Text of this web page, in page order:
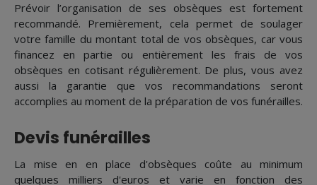
Prévoir l’organisation de ses obsèques est fortement
recommandé. Premièrement, cela permet de soulager
votre famille du montant total de vos obsèques, car vous
financez en partie ou entièrement les frais de vos
obsèques en cotisant régulièrement. De plus, vous avez
aussi la garantie que vos recommandations seront
accomplies au moment de la préparation de vos funérailles.
Devis funérailles
La mise en en place d'obsèques coûte au minimum
quelques milliers d'euros et varie en fonction des